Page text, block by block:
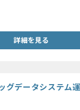
詳細を見る
データシステム